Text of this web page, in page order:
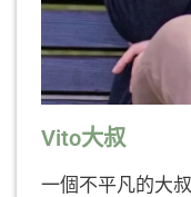
Vito大叔
一個不平凡的大